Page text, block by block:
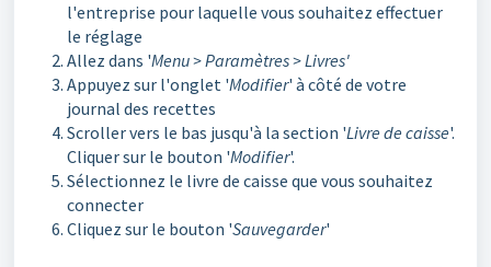
l'entreprise pour laquelle vous souhaitez effectuer
le réglage
Allez dans 'Menu > Paramètres > Livres'
Appuyez sur l'onglet 'Modifier' à côté de votre
journal des recettes
Scroller vers le bas jusqu'à la section 'Livre de caisse'.
Cliquer sur le bouton 'Modifier'.
Sélectionnez le livre de caisse que vous souhaitez
connecter
Cliquez sur le bouton 'Sauvegarder'